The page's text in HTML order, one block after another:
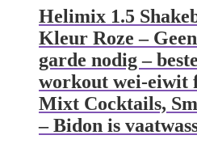
Helimix 1.5
Kleur Roze –
garde nodig –
workout wei-eiwit
Mixt Cocktails,
– Bidon is